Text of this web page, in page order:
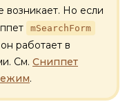
возникает. Но если
mSearchForm
работает в
См. Сниппет
.